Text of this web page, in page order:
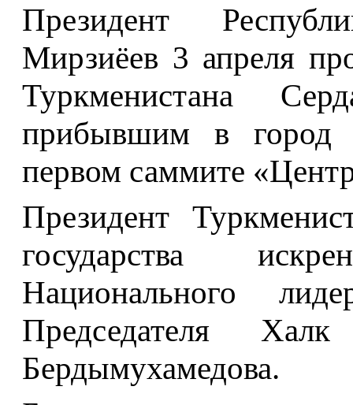
Президент
Мирзиёев 3 апреля
Туркменистана
прибывшим в город
первом саммите
Президент
государства
Национального
Председателя
Бердымухамедова.